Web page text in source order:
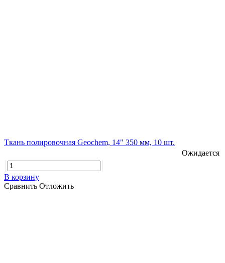
Ткань полировочная Geochem, 14" 350 мм, 10 шт.
Ожидается
В корзину
Сравнить Отложить